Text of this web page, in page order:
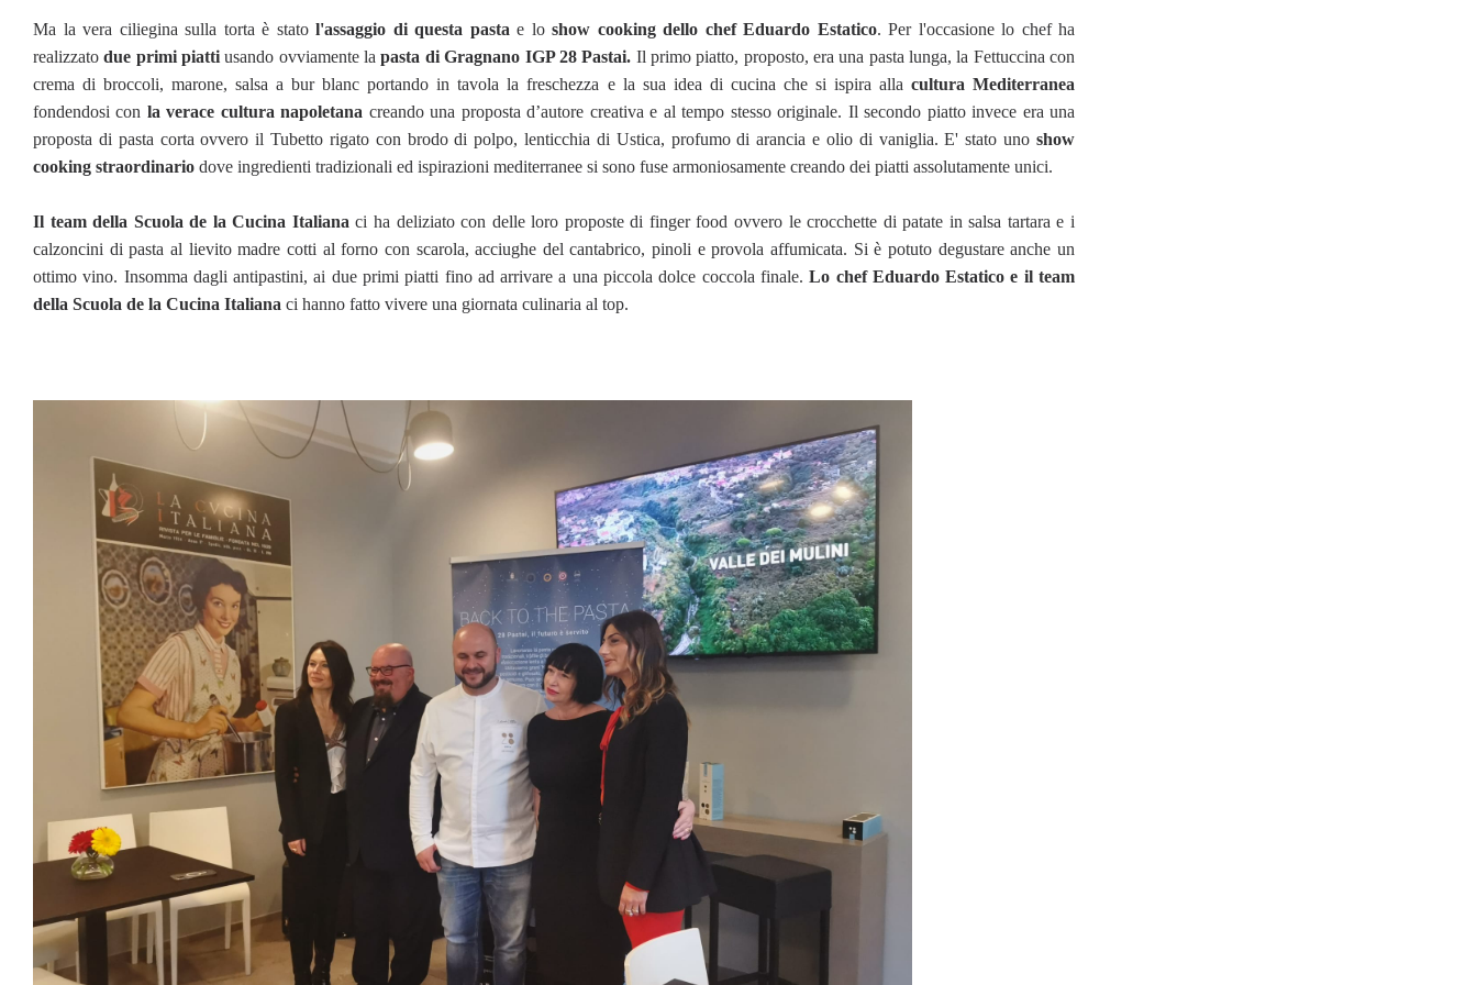
Ma la vera ciliegina sulla torta è stato l'assaggio di questa pasta e lo show cooking dello chef Eduardo Estatico. Per l'occasione lo chef ha
realizzatodue primi piatti usando ovviamente lapasta di Gragnano IGP 28 Pastai. Il primo piatto, proposto, era una pasta lunga, la Fettuccina con
crema di broccoli, marone, salsa a bur blanc portando in tavola la freschezza e la sua idea di cucina che si ispira alla cultura Mediterranea
fondendosi con la verace cultura napoletana creando una proposta d’autore creativa e al tempo stesso originale. Il secondo piatto invece era una
proposta di pasta corta ovvero il Tubetto rigato con brodo di polpo, lenticchia di Ustica, profumo di arancia e olio di vaniglia. E' stato uno show
cooking straordinario dove ingredienti tradizionali ed ispirazioni mediterranee si sono fuse armoniosamente creando dei piatti assolutamente unici.
Il team della Scuola de la Cucina Italiana ci ha deliziato con delle loro proposte di finger food ovvero le crocchette di patate in salsa tartara e i
calzoncini di pasta al lievito madre cotti al forno con scarola, acciughe del cantabrico, pinoli e provola affumicata. Si è potuto degustare anche un
ottimo vino. Insomma dagli antipastini, ai due primi piatti fino ad arrivare a una piccola dolce coccola finale.Lo chef Eduardo Estatico e il team
della Scuola de la Cucina Italiana ci hanno fatto vivere una giornata culinaria al top.